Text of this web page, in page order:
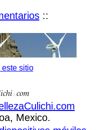
::
sitio
.com
Mexico.